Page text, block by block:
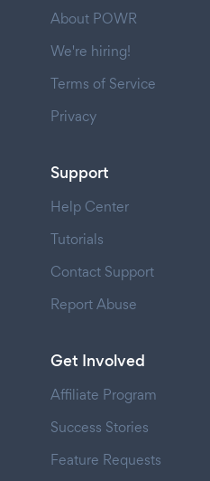
About POWR
We're hiring!
Terms of Service
Privacy
Support
Help Center
Tutorials
Contact Support
Report Abuse
Get Involved
Affiliate Program
Success Stories
Feature Requests